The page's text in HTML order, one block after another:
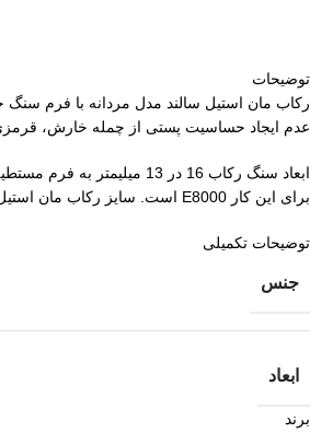
توضیحات
رکاب مان استیل سالند مدل مردانه با فرم سنگ
عدم ایجاد حساسیت پستی از چمله خارش،
ابعاد سنگ رکاب 16 در
برای این کار E8000 است. سایز رکاب مان استیل سالند 61 مردانه طبق میل نمره انگشتر است.
توضیحات تکمیلی
جنس
ابعاد
برند